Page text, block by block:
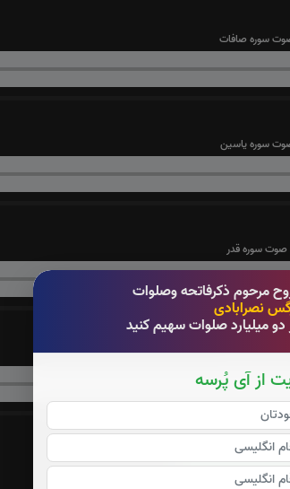
مرحوم ذکرفاتحه وصلوات
نصرابادی
میلیارد صلوات سهیم کنید
از آی پُرسه
سوره صافات
سوره یاسین
صوت سوره قدر
آیت الکرسی